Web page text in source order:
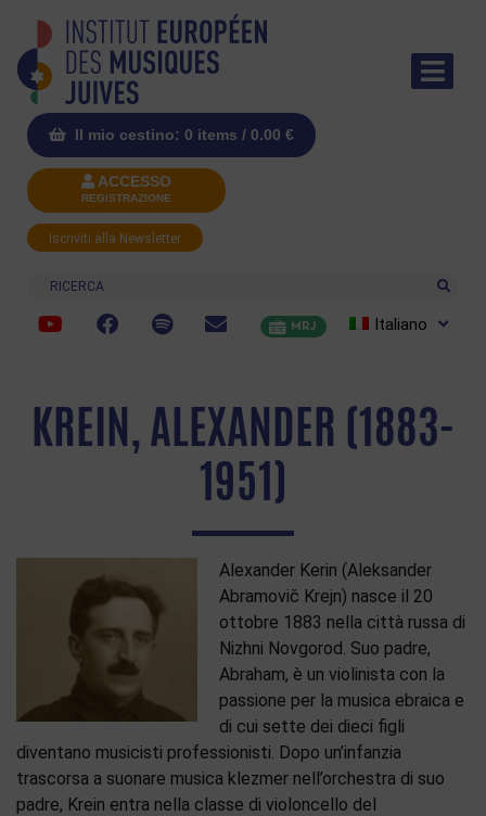
Il mio cestino: 0 items / 0.00 €
ACCESSO
REGISTRAZIONE
Iscriviti alla Newsletter
Ricerca
MRJ Italiano
KREIN, ALEXANDER (1883-
1951)
Alexander Kerin (Aleksander
Abramovič Krejn) nasce il 20
ottobre 1883 nella città russa di
Nizhni Novgorod. Suo padre,
Abraham, è un violinista con la
passione per la musica ebraica e
di cui sette dei dieci figli
diventano musicisti professionisti. Dopo un’infanzia
trascorsa a suonare musica klezmer nell’orchestra di suo
padre, Krein entra nella classe di violoncello del